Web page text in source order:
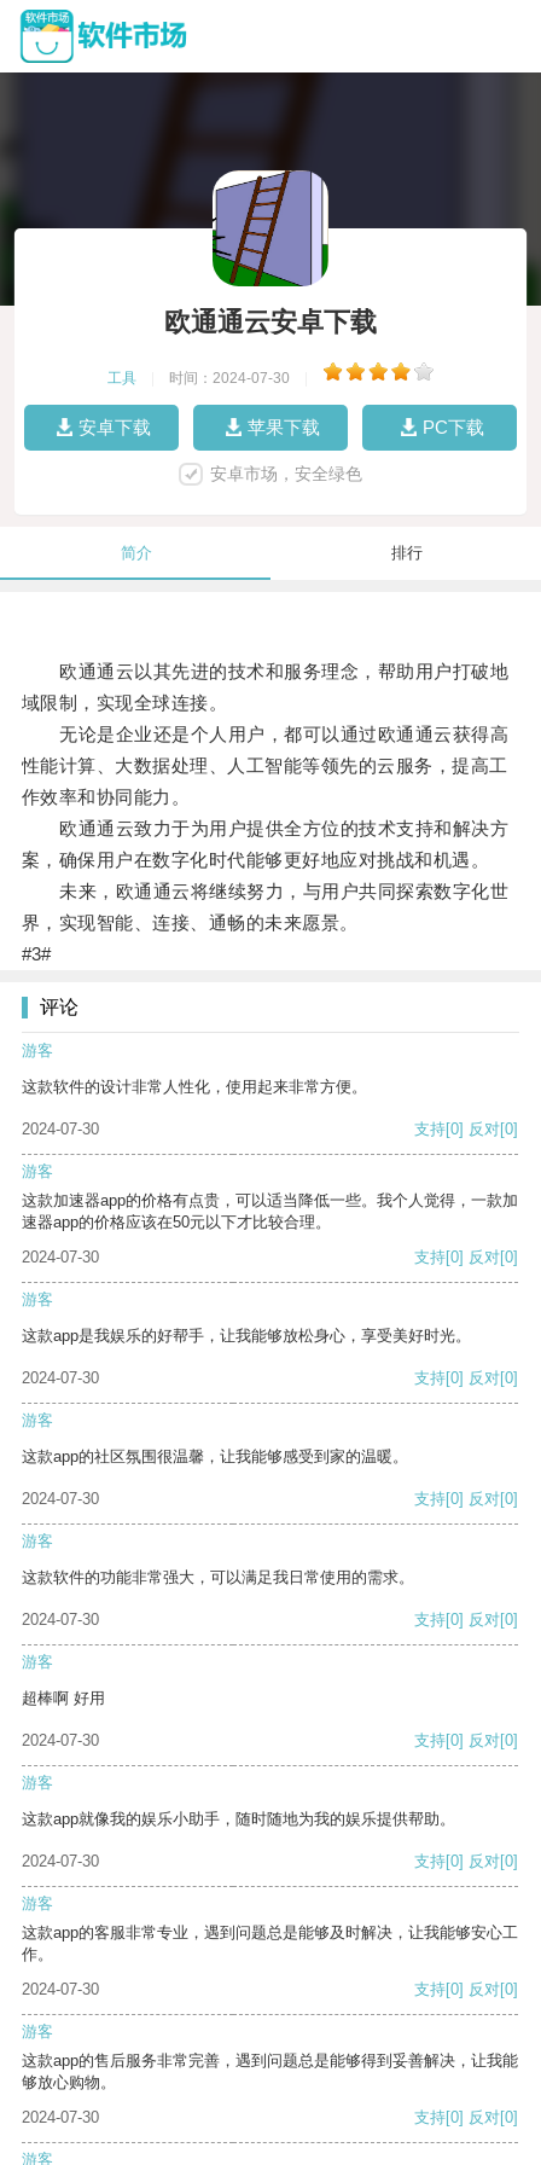
欧通通云安卓下载
工具 时间：2024-07-30
安卓下载 苹果下载 PC下载
安卓市场，安全绿色
简介 排行
欧通通云以其先进的技术和服务理念，帮助用户打破地
域限制，实现全球连接。
无论是企业还是个人用户，都可以通过欧通通云获得高
性能计算、大数据处理、人工智能等领先的云服务，提高工
作效率和协同能力。
欧通通云致力于为用户提供全方位的技术支持和解决方
案，确保用户在数字化时代能够更好地应对挑战和机遇。
未来，欧通通云将继续努力，与用户共同探索数字化世
界，实现智能、连接、通畅的未来愿景。
#3#
评论
游客
这款软件的设计非常人性化，使用起来非常方便。
2024-07-30 支持[0] 反对[0]
游客
这款加速器app的价格有点贵，可以适当降低一些。我个人觉得，一款加
速器app的价格应该在50元以下才比较合理。
2024-07-30
支持[0] 反对[0]
游客
这款app是我娱乐的好帮手，让我能够放松身心，享受美好时光。
2024-07-30 支持[0] 反对[0]
游客
这款app的社区氛围很温馨，让我能够感受到家的温暖。
2024-07-30 支持[0] 反对[0]
游客
这款软件的功能非常强大，可以满足我日常使用的需求。
2024-07-30 支持[0] 反对[0]
游客
超棒啊 好用
2024-07-30 支持[0] 反对[0]
游客
这款app就像我的娱乐小助手，随时随地为我的娱乐提供帮助。
2024-07-30 支持[0] 反对[0]
游客
这款app的客服非常专业，遇到问题总是能够及时解决，让我能够安心工
作。
2024-07-30
支持[0] 反对[0]
游客
这款app的售后服务非常完善，遇到问题总是能够得到妥善解决，让我能
够放心购物。
2024-07-30
支持[0] 反对[0]
游客